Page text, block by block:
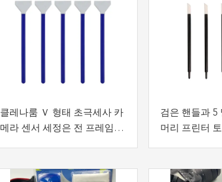
클레나룸 Ｖ 형태 초극세사 카
메라 센서 세정은 전 프레임을
검은 핸들과 5
머리 프린터